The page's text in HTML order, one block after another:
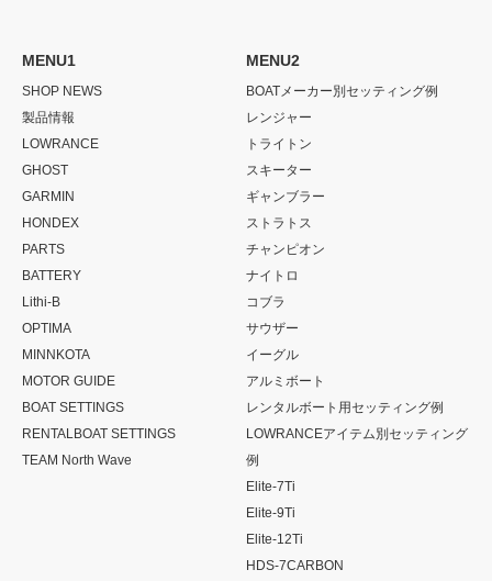
MENU1
SHOP NEWS
製品情報
LOWRANCE
GHOST
GARMIN
HONDEX
PARTS
BATTERY
Lithi-B
OPTIMA
MINNKOTA
MOTOR GUIDE
BOAT SETTINGS
RENTALBOAT SETTINGS
TEAM North Wave
MENU2
BOATメーカー別セッティング例
レンジャー
トライトン
スキーター
ギャンブラー
ストラトス
チャンピオン
ナイトロ
コブラ
サウザー
イーグル
アルミボート
レンタルボート用セッティング例
LOWRANCEアイテム別セッティング
例
Elite-7Ti
Elite-9Ti
Elite-12Ti
HDS-7CARBON